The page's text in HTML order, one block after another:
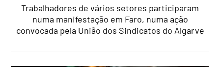
Trabalhadores de vários setores participaram
numa manifestação em Faro, numa ação
convocada pela União dos Sindicatos do Algarve